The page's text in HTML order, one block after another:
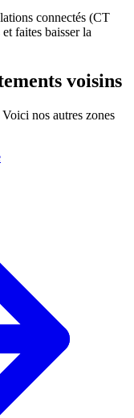
connectés (CT
faites baisser la
voisins
nos autres zones